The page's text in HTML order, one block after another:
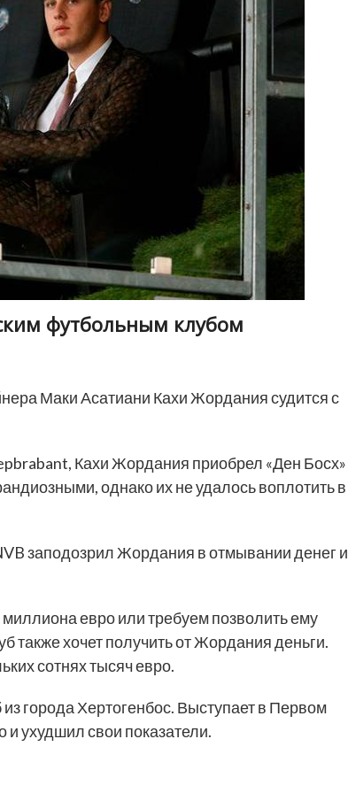
футбольным клубом
Маки Асатиани Кахи Жордания судится с
Кахи Жордания приобрел «Ден Босх»
однако их не удалось воплотить в
заподозрил Жордания в отмывании денег и
евро или требуем позволить ему
также хочет получить от Жордания деньги.
сотнях тысяч евро.
города Хертогенбос. Выступает в Первом
ухудшил свои показатели.